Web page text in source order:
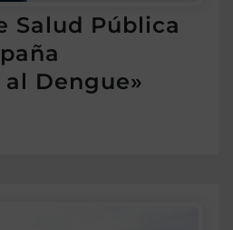
Salud Pública
al Dengue»